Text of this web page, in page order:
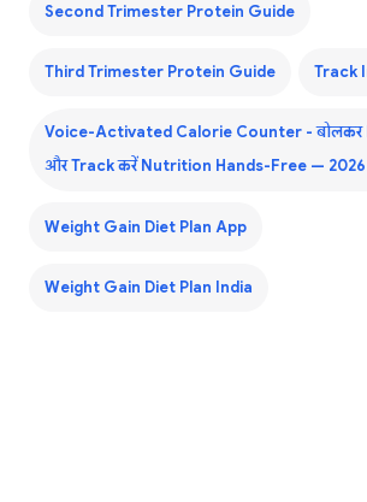
Second Trimester Protein Guide
Third Trimester Protein Guide Track
Voice-Activated Calorie Counter - बोलकर
और Track करें Nutrition Hands-Free — 2026
Weight Gain Diet Plan App
Weight Gain Diet Plan India